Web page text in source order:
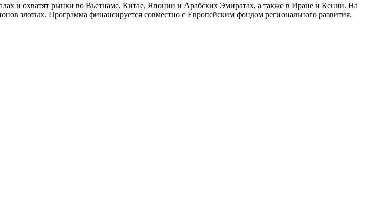
и охватят рынки во Вьетнаме, Китае, Японии и Арабских Эмиратах, а также в Иране и Кении. На
злотых. Программа финансируется совместно с Европейским фондом регионального развития.